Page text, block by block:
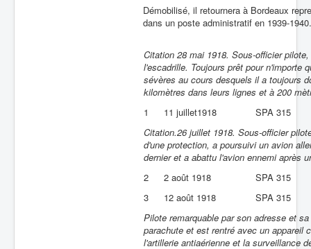
Démobilisé, il retournera à Bordeaux
dans un poste administratif en 1939-
Citation 28 mai 1918. Sous-officier
l'escadrille. Toujours prêt pour n'importe
sévères au cours desquels il a toujours
kilomètres dans leurs lignes et à 200
1
11 juillet1918
SPA 315
Citation.26 juillet 1918. Sous-officier
d'une protection, a poursuivi un avion
dernier et a abattu l'avion ennemi après
2
2 août 1918
SPA 315
3
12 août 1918
SPA 315
Pilote remarquable par son adresse et
parachute et est rentré avec un appareil
l'artillerie antiaérienne et la surveillance